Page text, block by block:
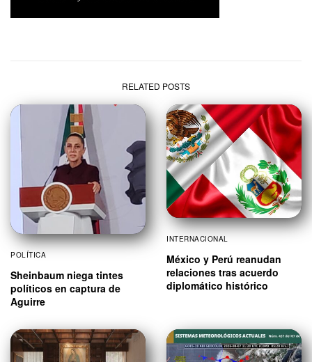
RELATED POSTS
POLÍTICA
Sheinbaum niega tintes
políticos en captura de
Aguirre
INTERNACIONAL
México y Perú reanudan
relaciones tras acuerdo
diplomático histórico